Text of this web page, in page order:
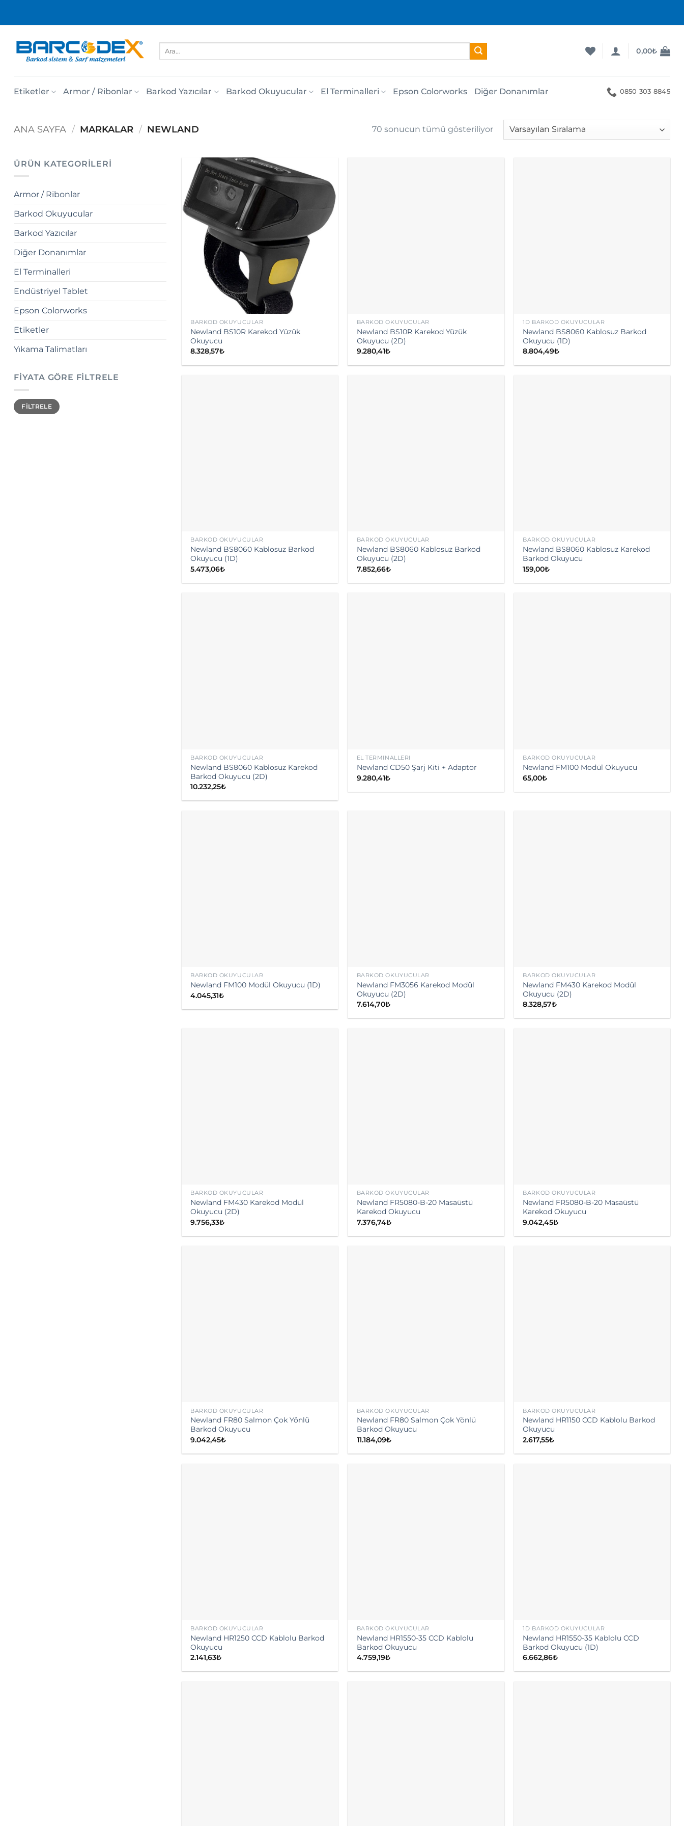
0,00₺
Etiketler Armor / Ribonlar Barkod Yazıcılar Barkod Okuyucular El Terminalleri Epson Colorworks Diğer Donanımlar 0850 303 8845
ANA SAYFA / MARKALAR / NEWLAND 70 sonucun tümü gösteriliyor
ÜRÜN KATEGORILERI
Armor / Ribonlar
Barkod Okuyucular
Barkod Yazıcılar
Diğer Donanımlar
El Terminalleri
Endüstriyel Tablet
Epson Colorworks
Etiketler
Yıkama Talimatları
FIYATA GÖRE FILTRELE
En
düşük
fiyat
En
yüksek
fiyat
FILTRELE
BARKOD OKUYUCULAR
Newland BS10R Karekod Yüzük
Okuyucu
8.328,57₺
BARKOD OKUYUCULAR
Newland BS10R Karekod Yüzük
Okuyucu (2D)
9.280,41₺
1D BARKOD OKUYUCULAR
Newland BS8060 Kablosuz Barkod
Okuyucu (1D)
8.804,49₺
BARKOD OKUYUCULAR
Newland BS8060 Kablosuz Barkod
Okuyucu (1D)
5.473,06₺
BARKOD OKUYUCULAR
Newland BS8060 Kablosuz Barkod
Okuyucu (2D)
7.852,66₺
BARKOD OKUYUCULAR
Newland BS8060 Kablosuz Karekod
Barkod Okuyucu
159,00₺
BARKOD OKUYUCULAR
Newland BS8060 Kablosuz Karekod
Barkod Okuyucu (2D)
10.232,25₺
EL TERMINALLERI
Newland CD50 Şarj Kiti + Adaptör
9.280,41₺
BARKOD OKUYUCULAR
Newland FM100 Modül Okuyucu
65,00₺
BARKOD OKUYUCULAR
Newland FM100 Modül Okuyucu (1D)
4.045,31₺
BARKOD OKUYUCULAR
Newland FM3056 Karekod Modül
Okuyucu (2D)
7.614,70₺
BARKOD OKUYUCULAR
Newland FM430 Karekod Modül
Okuyucu (2D)
8.328,57₺
BARKOD OKUYUCULAR
Newland FM430 Karekod Modül
Okuyucu (2D)
9.756,33₺
BARKOD OKUYUCULAR
Newland FR5080-B-20 Masaüstü
Karekod Okuyucu
7.376,74₺
BARKOD OKUYUCULAR
Newland FR5080-B-20 Masaüstü
Karekod Okuyucu
9.042,45₺
BARKOD OKUYUCULAR
Newland FR80 Salmon Çok Yönlü
Barkod Okuyucu
9.042,45₺
BARKOD OKUYUCULAR
Newland FR80 Salmon Çok Yönlü
Barkod Okuyucu
11.184,09₺
BARKOD OKUYUCULAR
Newland HR1150 CCD Kablolu Barkod
Okuyucu
2.617,55₺
BARKOD OKUYUCULAR
Newland HR1250 CCD Kablolu Barkod
Okuyucu
2.141,63₺
BARKOD OKUYUCULAR
Newland HR1550-35 CCD Kablolu
Barkod Okuyucu
4.759,19₺
1D BARKOD OKUYUCULAR
Newland HR1550-35 Kablolu CCD
Barkod Okuyucu (1D)
6.662,86₺